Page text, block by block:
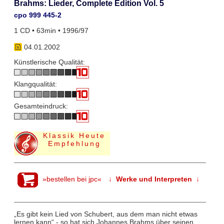
Brahms: Lieder, Complete Edition Vol. 5
cpo 999 445-2
1 CD • 63min • 1996/97
04.01.2002
Künstlerische Qualität:
Klangqualität:
Gesamteindruck:
Klassik Heute
Empfehlung
»bestellen bei jpc« ↓ Werke und Interpreten ↓
„Es gibt kein Lied von Schubert, aus dem man nicht etwas
lernen kann“ - so hat sich Johannes Brahms über seinen